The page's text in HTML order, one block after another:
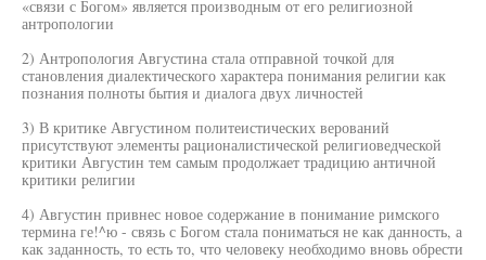
«связи с Богом» является производным от его религиозной
антропологии
2) Антропология Августина стала отправной точкой для
становления диалектического характера понимания религии как
познания полноты бытия и диалога двух личностей
3) В критике Августином политеистических верований
присутствуют элементы рационалистической религиоведческой
критики Августин тем самым продолжает традицию античной
критики религии
4) Августин привнес новое содержание в понимание римского
термина ге!^ю - связь с Богом стала пониматься не как данность, а
как заданность, то есть то, что человеку необходимо вновь обрести